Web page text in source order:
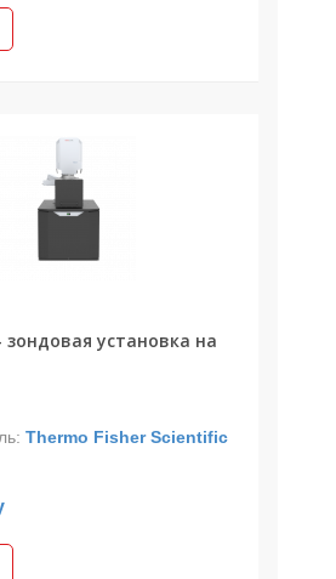
зондовая установка на
Thermo Fisher Scientific